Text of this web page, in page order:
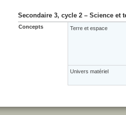
Secondaire 3, cycle 2 – Science et
Concepts Terre et espace
Univers matériel